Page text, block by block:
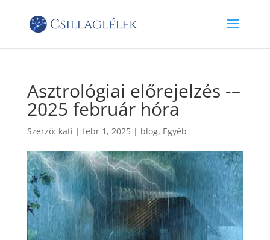
Asztrológiai előrejelzés -–
2025 február hóra
Szerző: kati | febr 1, 2025| blog, Egyéb